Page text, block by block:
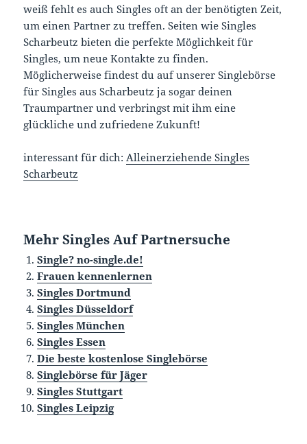
weiß fehlt es auch Singles oft an der benötigten Zeit,
um einen Partner zu treffen. Seiten wie Singles
Scharbeutz bieten die perfekte Möglichkeit für
Singles, um neue Kontakte zu finden.
Möglicherweise findest du auf unserer Singlebörse
für Singles aus Scharbeutz ja sogar deinen
Traumpartner und verbringst mit ihm eine
glückliche und zufriedene Zukunft!
interessant für dich: Alleinerziehende Singles
Scharbeutz
Mehr Singles Auf Partnersuche
Single? no-single.de!
Frauen kennenlernen
Singles Dortmund
Singles Düsseldorf
Singles München
Singles Essen
Die beste kostenlose Singlebörse
Singlebörse für Jäger
Singles Stuttgart
Singles Leipzig